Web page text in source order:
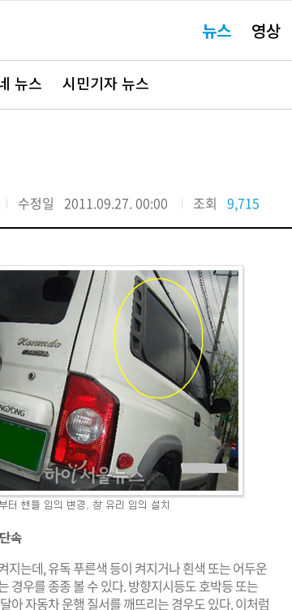
요뉴스 영상
뉴스 시민기자 뉴스
수정일 2011.09.27. 00:00 조회 9,715
속
는데, 유독 푸른색 등이 켜지거나 흰색 또는 어두운
경우를 종종 볼 수 있다. 방향지시등도 호박등 또는
아 자동차 운행 질서를 깨뜨리는 경우도 있다. 이처럼